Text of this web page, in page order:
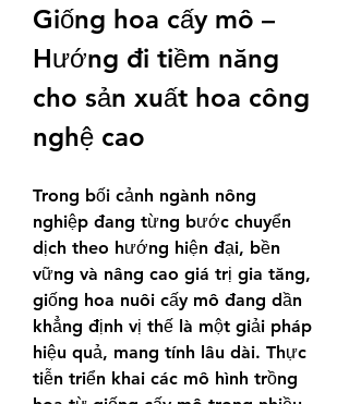
Giống hoa cấy mô –
Hướng đi tiềm năng
cho sản xuất hoa công
nghệ cao
Trong bối cảnh ngành nông
nghiệp đang từng bước chuyển
dịch theo hướng hiện đại, bền
vững và nâng cao giá trị gia tăng,
giống hoa nuôi cấy mô đang dần
khẳng định vị thế là một giải pháp
hiệu quả, mang tính lâu dài. Thực
tiễn triển khai các mô hình trồng